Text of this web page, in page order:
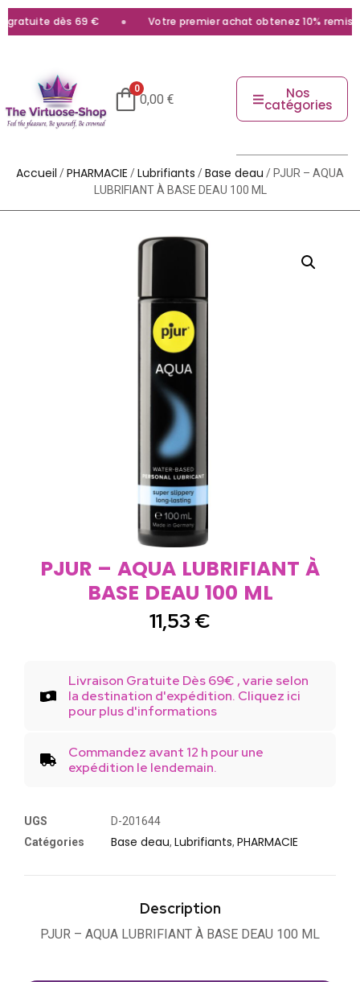
dès 69 € Votre premier achat obtenez 10% remise
0
0,00 € Nos
catégories
Accueil /PHARMACIE /Lubrifiants /Base deau / PJUR – AQUA
LUBRIFIANT À BASE DEAU 100 ML
PJUR – AQUA LUBRIFIANT À
BASE DEAU 100 ML
11,53 €
Livraison Gratuite Dès 69€ , varie selon
la destination d'expédition. Cliquez ici
pour plus d'informations
Commandez avant 12 h pour une
expédition le lendemain.
UGS
D-201644
Catégories
Base deau, Lubrifiants, PHARMACIE
Description
PJUR – AQUA LUBRIFIANT À BASE DEAU 100 ML